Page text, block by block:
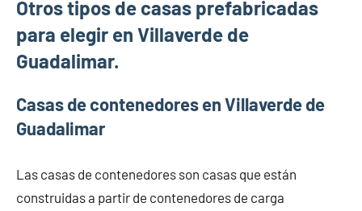
Otros tipos de casas prefabricadas
para elegir en Villaverde de
Guadalimar.
Casas de contenedores en Villaverde de
Guadalimar
Las casas de contenedores son casas que están
construidas a partir de contenedores de carga